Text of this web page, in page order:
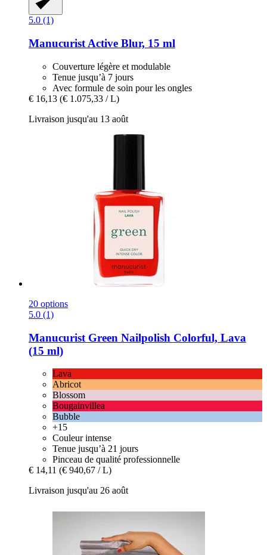
5.0 (1)
Manucurist Active Blur, 15 ml
Couverture légère et modulable
Tenue jusqu’à 7 jours
Avec formule de soin pour les ongles
€ 16,13 (€ 1.075,33 / L)
Livraison jusqu'au 13 août
20 options
5.0 (1)
Manucurist Green Nailpolish Colorful, Lava
(15 ml)
Lava
Abricot
Blossom
Bougainvillea
Bubble
+15
Couleur intense
Tenue jusqu’à 21 jours
Pinceau de qualité professionnelle
€ 14,11 (€ 940,67 / L)
Livraison jusqu'au 26 août